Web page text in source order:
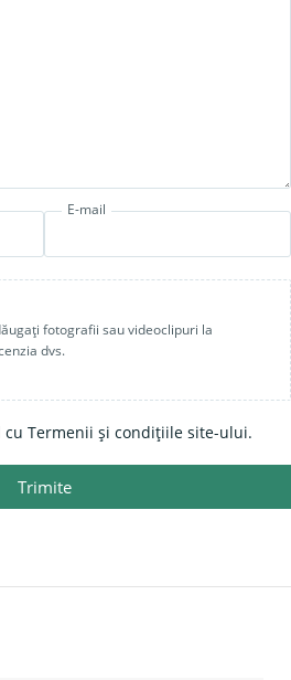
E-mail
fotografii sau videoclipuri la
dvs.
Termenii și condițiile site-ului.
Trimite